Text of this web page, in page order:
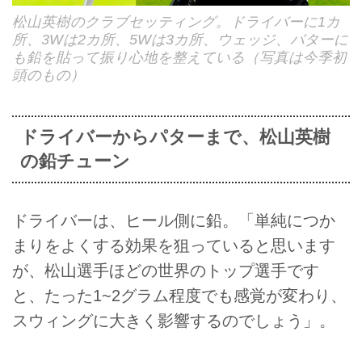
松山英樹のクラブセッティング。ドライバーに1カ
所、3Wは2カ所、5Wは3カ所、ウェッジ、パターに
も鉛を貼って振り心地を整えている（写真は今季初
頭のもの）
ドライバーからパターまで、松山英樹
の鉛チューン
ドライバーは、ヒール側に鉛。「単純につか
まりをよくする効果を狙っていると思います
が、松山選手ほどの世界のトップ選手です
と、たった1~2グラム程度でも感覚が変わり、
スウィングに大きく影響するのでしょう」。